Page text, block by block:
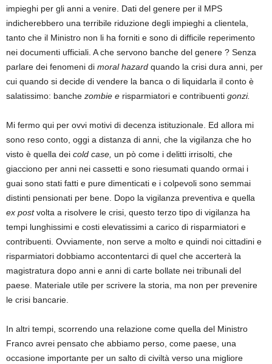
impieghi per gli anni a venire. Dati del genere per il MPS
indicherebbero una terribile riduzione degli impieghi a clientela,
tanto che il Ministro non li ha forniti e sono di difficile reperimento
nei documenti ufficiali. A che servono banche del genere ? Senza
parlare dei fenomeni di moral hazard quando la crisi dura anni, per
cui quando si decide di vendere la banca o di liquidarla il conto è
salatissimo: banche zombie e risparmiatori e contribuenti gonzi.
Mi fermo qui per ovvi motivi di decenza istituzionale. Ed allora mi
sono reso conto, oggi a distanza di anni, che la vigilanza che ho
visto è quella dei cold case, un pò come i delitti irrisolti, che
giacciono per anni nei cassetti e sono riesumati quando ormai i
guai sono stati fatti e pure dimenticati e i colpevoli sono semmai
distinti pensionati per bene. Dopo la vigilanza preventiva e quella
ex postvolta a risolvere le crisi, questo terzo tipo di vigilanza ha
tempi lunghissimi e costi elevatissimi a carico di risparmiatori e
contribuenti. Ovviamente, non serve a molto e quindi noi cittadini e
risparmiatori dobbiamo accontentarci di quel che accerterà la
magistratura dopo anni e anni di carte bollate nei tribunali del
paese. Materiale utile per scrivere la storia, ma non per prevenire
le crisi bancarie.
In altri tempi, scorrendo una relazione come quella del Ministro
Franco avrei pensato che abbiamo perso, come paese, una
occasione importante per un salto di civiltà verso una migliore